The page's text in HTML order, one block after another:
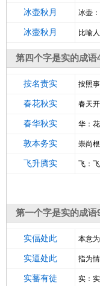
冰壶秋月 冰壶
冰壸秋月 比喻
第四个字是实的成语
按名责实 按照
春花秋实 春天
春华秋实 华：
敦本务实 崇尚
飞升腾实 飞：
第一个字是实的成语
实偪处此 本意
实逼处此 指为
实蕃有徒 实：